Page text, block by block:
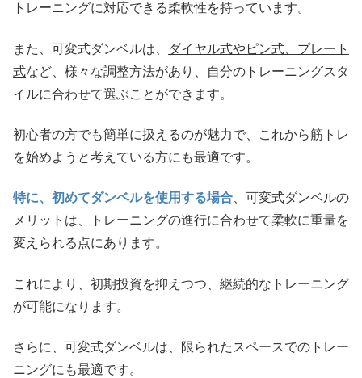
トレーニングに対応できる柔軟性を持っています。
また、可変式ダンベルは、
ダイヤル式やピン式、プレート
式など、様々な調整方法があり、自分のトレーニングスタ
イルに合わせて選ぶことができます。
初心者の方でも簡単に扱えるのが魅力で、これから筋トレ
を始めようと考えている方にも最適です。
特に、初めてダンベルを使用する場合 、可変式ダンベルの
メリットは、トレーニングの進行に合わせて柔軟に重量を
変えられる点にあります。
これにより、初期投資を抑えつつ、継続的なトレーニング
が可能になります。
さらに、可変式ダンベルは、限られたスペースでのトレー
ニングにも最適です。